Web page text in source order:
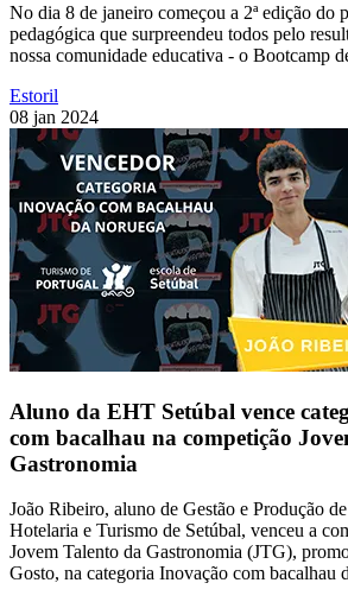
No dia 8 de janeiro começou a 2ª edição do
pedagógica que surpreendeu todos pelo
nossa comunidade educativa - o Bootcamp
Estoril
08 jan 2024
Aluno da EHT Setúbal vence
com bacalhau na competição
Gastronomia
João Ribeiro, aluno de Gestão e Produção
Hotelaria e Turismo de Setúbal, venceu a
Jovem Talento da Gastronomia (JTG),
Gosto, na categoria Inovação com bacalhau